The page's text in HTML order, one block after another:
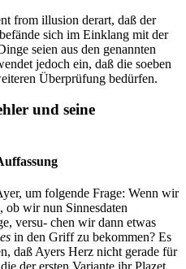
from illusion derart, daß der
sich im Einklang mit der
seien aus den genannten
jedoch ein, daß die soeben
Überprüfung bedürfen.
und seine
um folgende Frage: Wenn wir
ob wir nun Sinnesdaten
versu- chen wir dann etwas
in den Griff zu bekommen? Es
daß Ayers Herz nicht gerade für
der ersten Variante ihr Plazet